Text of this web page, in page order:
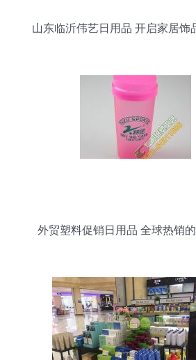
山东临沂伟艺日用品 开启家居饰
外贸塑料促销日用品 全球热销